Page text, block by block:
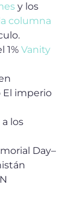
y los
columna
1% Vanity
El imperio
los
Day–